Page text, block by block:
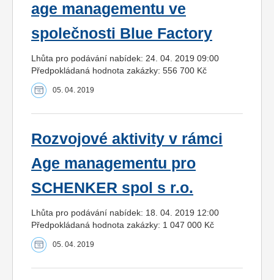
age managementu ve
společnosti Blue Factory
Lhůta pro podávání nabídek: 24. 04. 2019 09:00
Předpokládaná hodnota zakázky: 556 700 Kč
05. 04. 2019
Rozvojové aktivity v rámci
Age managementu pro
SCHENKER spol s r.o.
Lhůta pro podávání nabídek: 18. 04. 2019 12:00
Předpokládaná hodnota zakázky: 1 047 000 Kč
05. 04. 2019